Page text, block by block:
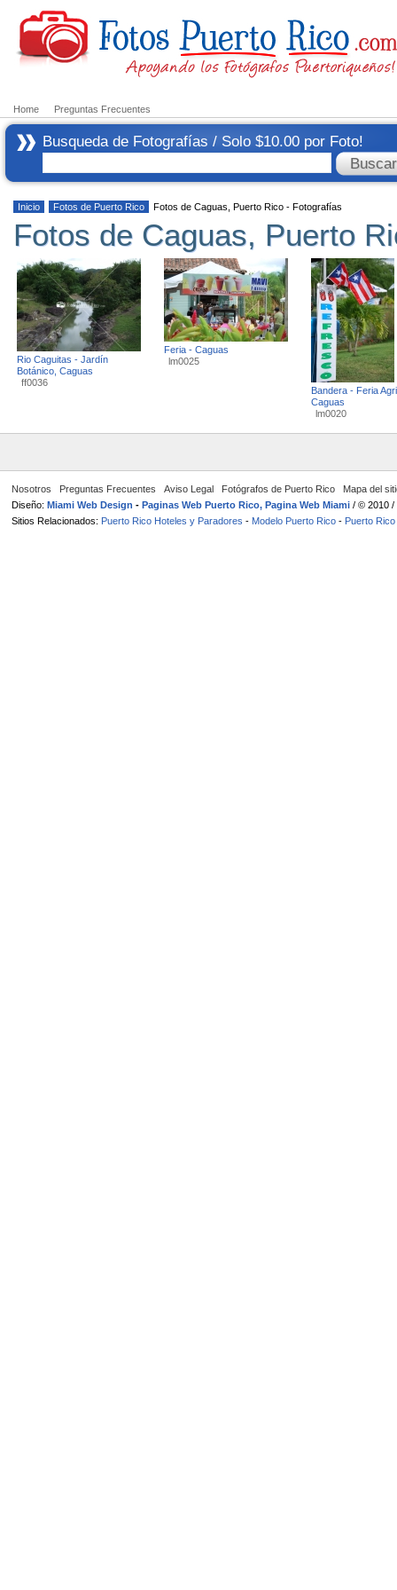
Home Preguntas Frecuentes
Busqueda de Fotografías / Solo $10.00 por Foto!
Inicio Fotos de Puerto Rico Fotos de Caguas, Puerto Rico - Fotografías
Fotos de Caguas, Puerto
Rio Caguitas - Jardín
Botánico, Caguas
ff0036
Feria - Caguas
lm0025
Bandera - Feria
Caguas
lm0020
Nosotros Preguntas Frecuentes Aviso Legal Fotógrafos de Puerto Rico
Mapa del
Diseño: Miami Web Design - Paginas Web Puerto Rico, Pagina Web Miami / © 2010 /
Sitios Relacionados: Puerto Rico Hoteles y Paradores - Modelo Puerto Rico - Puerto